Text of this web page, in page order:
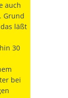
auch
Grund
läßt
30
bei